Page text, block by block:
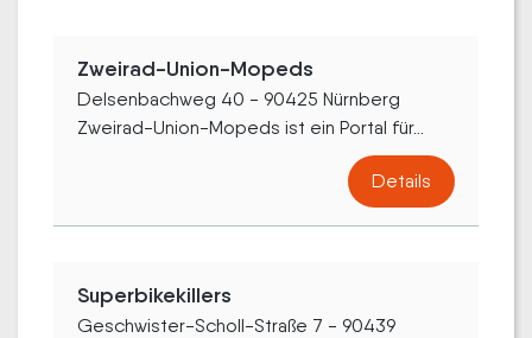
Zweirad-Union-Mopeds
Delsenbachweg 40 - 90425 Nürnberg
Zweirad-Union-Mopeds ist ein Portal für...
Details
Superbikekillers
Geschwister-Scholl-Straße 7 - 90439